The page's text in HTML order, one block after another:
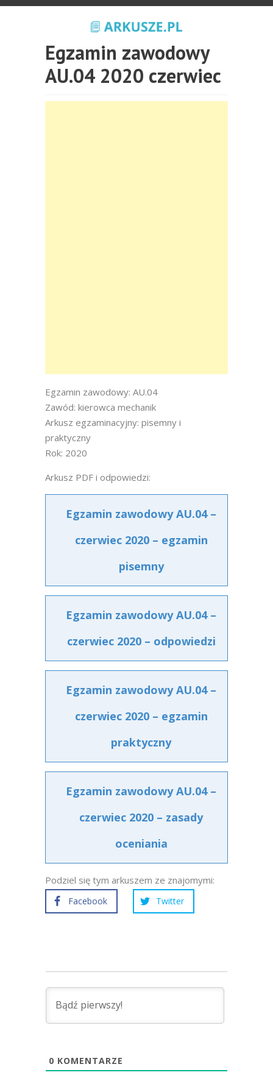
Egzamin zawodowy
AU.04 2020 czerwiec
Egzamin zawodowy: AU.04
Zawód: kierowca mechanik
Arkusz egzaminacyjny: pisemny i
praktyczny
Rok: 2020
Arkusz PDF i odpowiedzi:
Egzamin zawodowy AU.04 –
czerwiec 2020 – egzamin
pisemny
Egzamin zawodowy AU.04 –
czerwiec 2020 – odpowiedzi
Egzamin zawodowy AU.04 –
czerwiec 2020 – egzamin
praktyczny
Egzamin zawodowy AU.04 –
czerwiec 2020 – zasady
oceniania
Podziel się tym arkuszem ze znajomymi:
Facebook Twitter
0 KOMENTARZE